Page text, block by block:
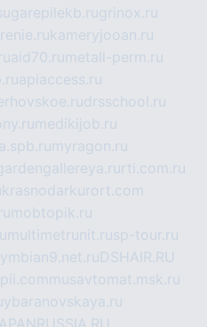
grinox.ru
kameryjooan.ru
aid70.ru metall-perm.ru
apiaccess.ru
drsschool.ru
medikijob.ru
myragon.ru
rti.com.ru
krasnodarkurort.com
mobtopik.ru
multimetrunit.rusp-tour.ru
DSHAIR.RU
musavtomat.msk.ru
ybaranovskaya.ru